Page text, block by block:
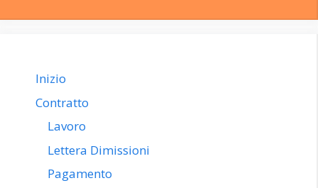
Inizio
Contratto
Lavoro
Lettera Dimissioni
Pagamento